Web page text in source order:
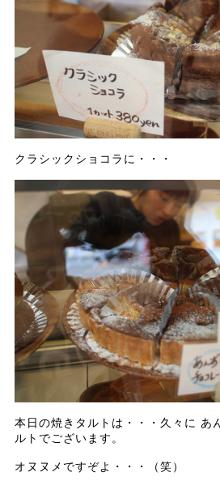
クラシックショコラに・・・
本日の焼きタルトは・・・久々に あ
ルトでございます。
オヌヌメですぞよ・・・（笑）